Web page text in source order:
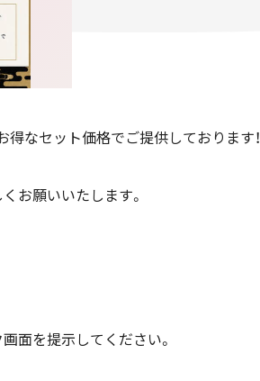
なセット価格でご提供しております！
お願いいたします。
面を提示してください。